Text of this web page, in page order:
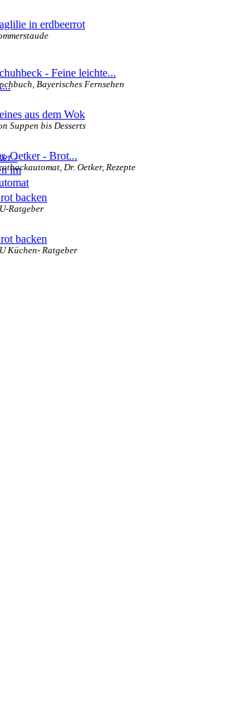
in erdbeerrot
- Feine leichte...
Bayerisches Fernsehen
aus dem Wok
Suppen bis Desserts
Oetker - Brot...
Dr. Oetker, Rezepte
backen
Ratgeber
backen
Küchen- Ratgeber